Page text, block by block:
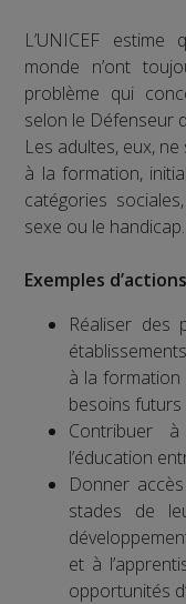
L’UNICEF
monde n’ont
problème qui
selon le Défenseur
Les adultes, eux,
à la formation,
catégories
sexe ou le handicap.
Exemples
Réaliser des
à la formation
besoins
Contribuer
l’éducation
Donner
stades de
et à
opportunités